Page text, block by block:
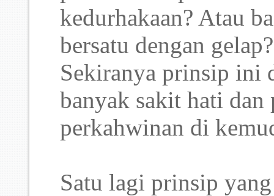
kedurhakaan? Atau
bersatu dengan
Sekiranya prinsip ini
banyak sakit hati dan
perkahwinan di
Satu lagi prinsip